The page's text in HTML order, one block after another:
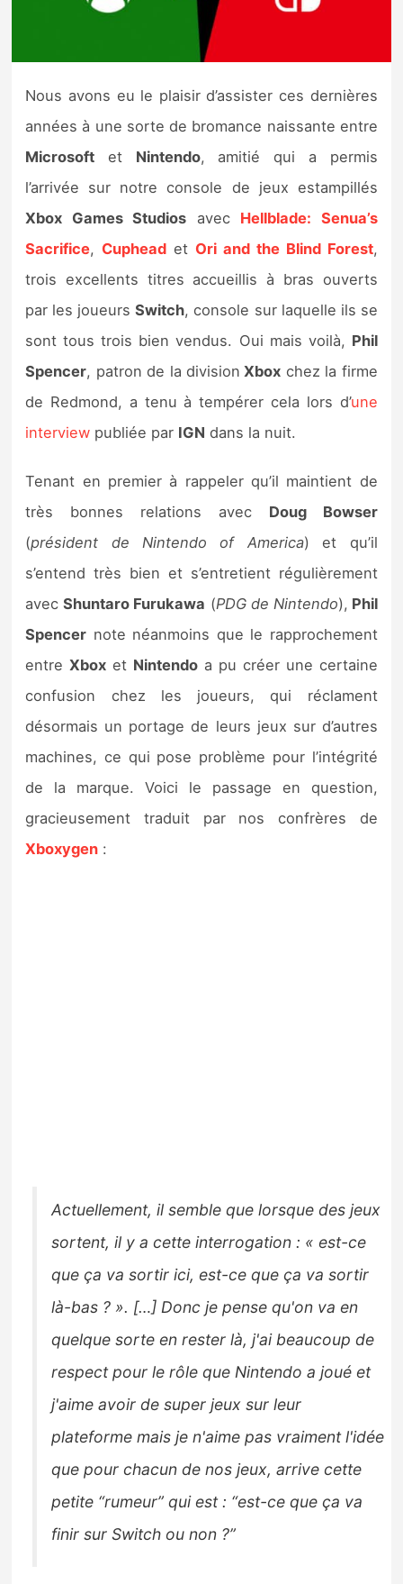
Tests et previews
Tests de jeux
Tests d’accessoires
Autres tests
Previews
Précommandes
Précommandes jeux Switch 2
Sorties de jeux
Bons plans
Guides
Nous avons eu le plaisir d’assister ces dernières
années à une sorte de bromance naissante entre
Microsoft et Nintendo, amitié qui a permis
l’arrivée sur notre console de jeux estampillés
Xbox Games Studios avec Hellblade: Senua’s
Sacrifice, Cuphead et Ori and the Blind Forest,
trois excellents titres accueillis à bras ouverts
par les joueursSwitch, console sur laquelle ils se
sont tous trois bien vendus. Oui mais voilà, Phil
Spencer, patron de la division Xbox chez la firme
de Redmond, a tenu à tempérer cela lors d’une
interview publiée par IGN dans la nuit.
Tenant en premier à rappeler qu’il maintient de
très bonnes relations avec Doug Bowser
(président de Nintendo of America) et qu’il
s’entend très bien et s’entretient régulièrement
avecShuntaro Furukawa (PDG de Nintendo), Phil
Spencer note néanmoins que le rapprochement
entreXbox et Nintendo a pu créer une certaine
confusion chez les joueurs, qui réclament
désormais un portage de leurs jeux sur d’autres
machines, ce qui pose problème pour l’intégrité
de la marque. Voici le passage en question,
gracieusement traduit par nos confrères de
Xboxygen :
Actuellement, il semble que lorsque des jeux
sortent, il y a cette interrogation : « est-ce
que ça va sortir ici, est-ce que ça va sortir
là-bas ? ». […] Donc je pense qu'on va en
quelque sorte en rester là, j'ai beaucoup de
respect pour le rôle que Nintendo a joué et
j'aime avoir de super jeux sur leur
plateforme mais je n'aime pas vraiment l'idée
que pour chacun de nos jeux, arrive cette
petite “rumeur” qui est : “est-ce que ça va
finir sur Switch ou non ?”